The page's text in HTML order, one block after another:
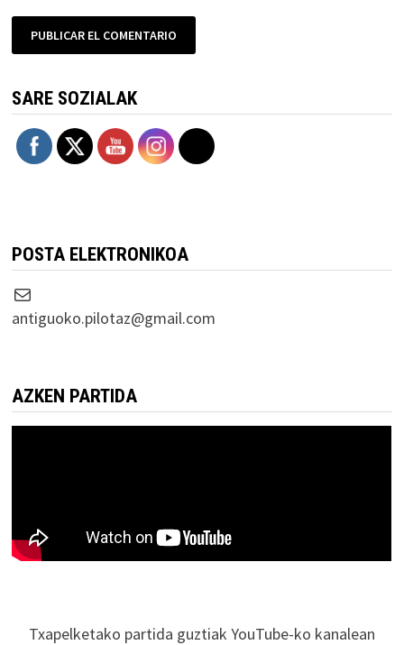
SARE SOZIALAK
POSTA ELEKTRONIKOA
Correo electrónico
antiguoko.pilotaz@gmail.com
AZKEN PARTIDA
Txapelketako partida guztiak YouTube-ko kanalean